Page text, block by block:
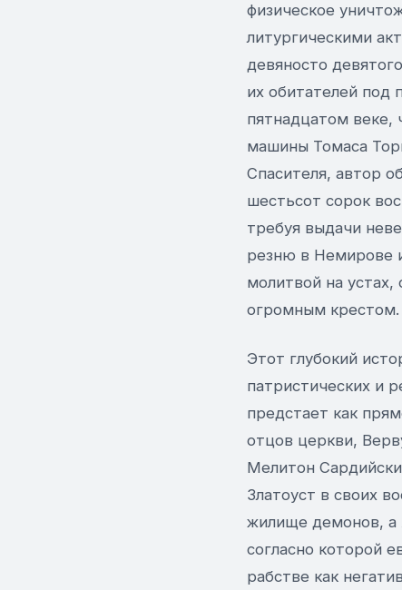
физическое
литургическими
девяносто
их обитателей под
пятнадцатом веке,
машины Томаса
Спасителя, автор
шестьсот сорок
требуя выдачи
резню в Немирове
молитвой на
огромным крестом.
Этот глубокий
патристических и
предстает как
отцов церкви,
Мелитон
Златоуст в своих
жилище демонов, а
согласно которой
рабстве как